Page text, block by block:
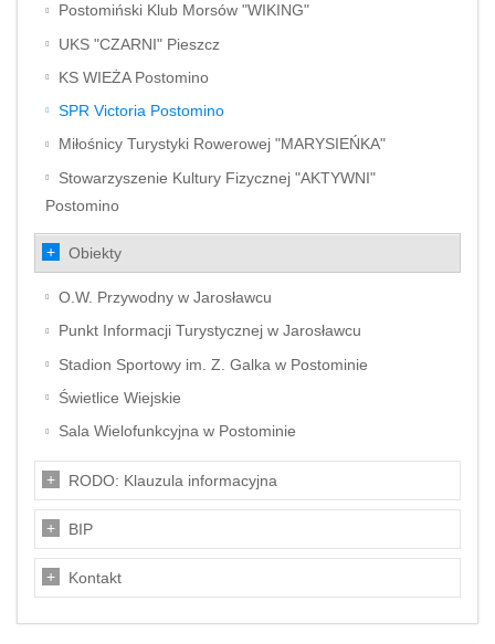
Postomiński Klub Morsów "WIKING"
UKS "CZARNI" Pieszcz
KS WIEŻA Postomino
SPR Victoria Postomino
Miłośnicy Turystyki Rowerowej "MARYSIEŃKA"
Stowarzyszenie Kultury Fizycznej "AKTYWNI"
Postomino
Obiekty
O.W. Przywodny w Jarosławcu
Punkt Informacji Turystycznej w Jarosławcu
Stadion Sportowy im. Z. Galka w Postominie
Świetlice Wiejskie
Sala Wielofunkcyjna w Postominie
RODO: Klauzula informacyjna
BIP
Kontakt